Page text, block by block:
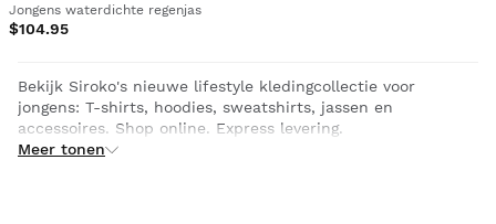
Jongens waterdichte regenjas
$104.95
Bekijk Siroko's nieuwe lifestyle kledingcollectie voor
jongens: T-shirts, hoodies, sweatshirts, jassen en
accessoires. Shop online. Express levering.
Meer tonen